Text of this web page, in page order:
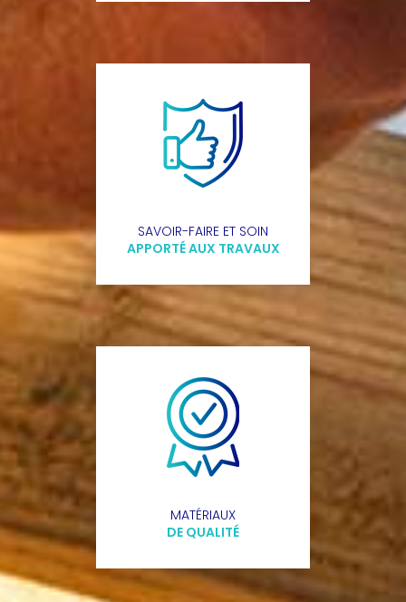
SAVOIR-FAIRE ET SOIN
APPORTÉ AUX TRAVAUX
MATÉRIAUX
DE QUALITÉ